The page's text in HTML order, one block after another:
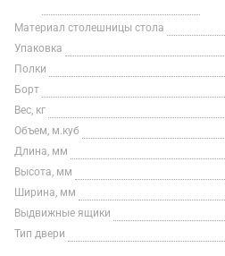
Материал столешницы стола
Упаковка
Полки
Борт
Вес, кг
Объем, м.куб
Длина, мм
Высота, мм
Ширина, мм
Выдвижные ящики
Тип двери